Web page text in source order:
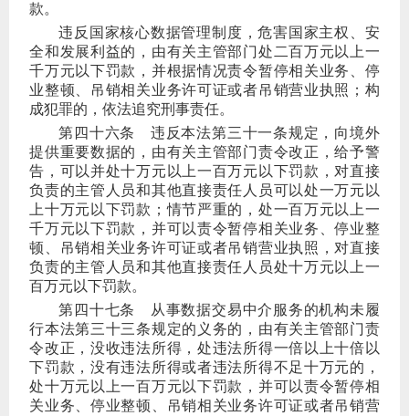
款。
违反国家核心数据管理制度，危害国家主权、安
全和发展利益的，由有关主管部门处二百万元以上一
千万元以下罚款，并根据情况责令暂停相关业务、停
业整顿、吊销相关业务许可证或者吊销营业执照；构
成犯罪的，依法追究刑事责任。
第四十六条
违反本法第三十一条规定，向境外
提供重要数据的，由有关主管部门责令改正，给予警
告，可以并处十万元以上一百万元以下罚款，对直接
负责的主管人员和其他直接责任人员可以处一万元以
上十万元以下罚款；情节严重的，处一百万元以上一
千万元以下罚款，并可以责令暂停相关业务、停业整
顿、吊销相关业务许可证或者吊销营业执照，对直接
负责的主管人员和其他直接责任人员处十万元以上一
百万元以下罚款。
第四十七条
从事数据交易中介服务的机构未履
行本法第三十三条规定的义务的，由有关主管部门责
令改正，没收违法所得，处违法所得一倍以上十倍以
下罚款，没有违法所得或者违法所得不足十万元的，
处十万元以上一百万元以下罚款，并可以责令暂停相
关业务、停业整顿、吊销相关业务许可证或者吊销营